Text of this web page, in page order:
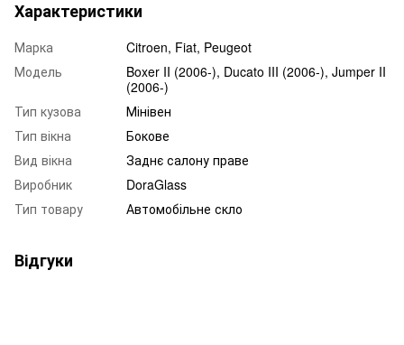
Характеристики
Марка
Citroen, Fiat, Peugeot
Модель
Boxer II (2006-), Ducato III (2006-), Jumper II
(2006-)
Тип кузова
Мінівен
Тип вікна
Бокове
Вид вікна
Заднє салону праве
Виробник
DoraGlass
Тип товару
Автомобільне скло
Відгуки